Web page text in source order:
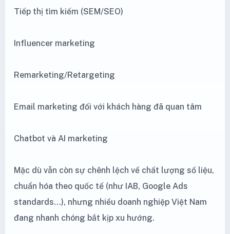
Tiếp thị tìm kiếm (SEM/SEO)
Influencer marketing
Remarketing/Retargeting
Email marketing đối với khách hàng đã quan tâm
Chatbot và AI marketing
Mặc dù vẫn còn sự chênh lệch về chất lượng số liệu,
chuẩn hóa theo quốc tế (như IAB, Google Ads
standards...), nhưng nhiều doanh nghiệp Việt Nam
đang nhanh chóng bắt kịp xu hướng.